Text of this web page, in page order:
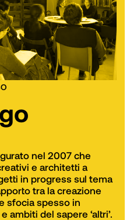
nel 2007 che
e architetti a
in progress sul tema
tra la creazione
sfocia spesso in
ambiti del sapere ‘altri’.